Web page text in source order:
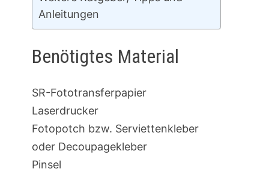
Anleitungen
Benötigtes Material
SR-Fototransferpapier
Laserdrucker
Fotopotch bzw. Serviettenkleber
oder Decoupagekleber
Pinsel